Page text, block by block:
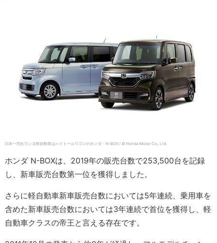
日本一売れている軽自動車はハイトールワゴンのホンダ・N-BOX / © Honda Motor Co., Ltd.
ホンダ N-BOXは、2019年の販売台数で253,500台を記録
し、新車販売台数第一位を獲得しました。
さらに軽自動車新車販売台数においては5年連続、乗用車を
含めた新車販売台数においては3年連続で首位を獲得し、軽
自動車クラスの帝王と言える存在です。